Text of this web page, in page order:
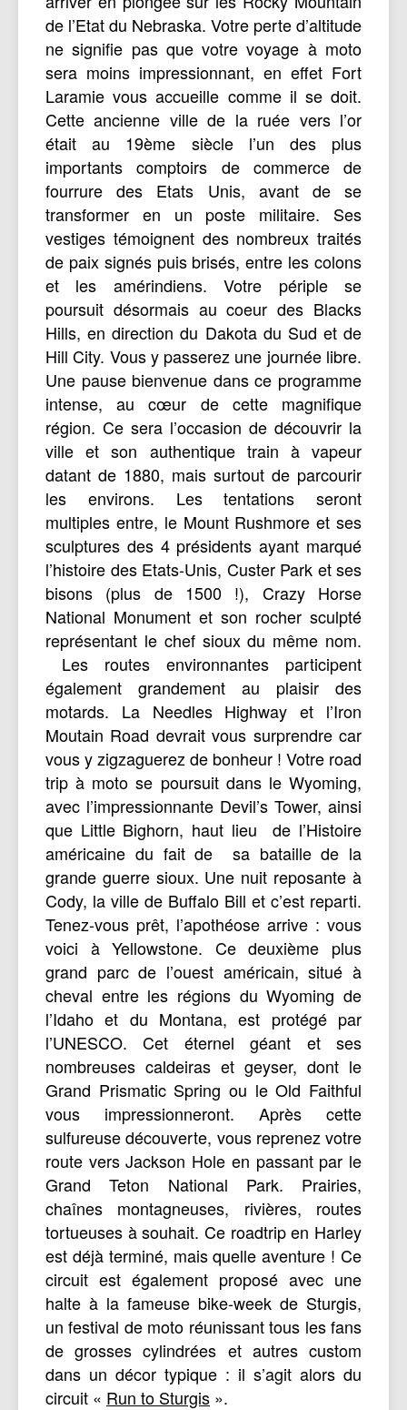
de l’Etat du Nebraska. Votre perte d’altitude
ne signifie pas que votre voyage à moto
sera moins impressionnant, en effet Fort
Laramie vous accueille comme il se doit.
Cette ancienne ville de la ruée vers l’or
était au 19ème siècle l’un des plus
importants comptoirs de commerce de
fourrure des Etats Unis, avant de se
transformer en un poste militaire. Ses
vestiges témoignent des nombreux traités
de paix signés puis brisés, entre les colons
et les amérindiens. Votre périple se
poursuit désormais au coeur des Blacks
Hills, en direction du Dakota du Sud et de
Hill City. Vous y passerez une journée libre.
Une pause bienvenue dans ce programme
intense, au cœur de cette magnifique
région. Ce sera l’occasion de découvrir la
ville et son authentique train à vapeur
datant de 1880, mais surtout de parcourir
les environs. Les tentations seront
multiples entre, le Mount Rushmore et ses
sculptures des 4 présidents ayant marqué
l’histoire des Etats-Unis, Custer Park et ses
bisons (plus de 1500 !), Crazy Horse
National Monument et son rocher sculpté
représentant le chef sioux du même nom.
Les routes environnantes participent
également grandement au plaisir des
motards. La Needles Highway et l’Iron
Moutain Road devrait vous surprendre car
vous y zigzaguerez de bonheur ! Votre road
trip à moto se poursuit dans le Wyoming,
avec l’impressionnante Devil’s Tower, ainsi
que Little Bighorn, haut lieu de l’Histoire
américaine du fait de sa bataille de la
grande guerre sioux. Une nuit reposante à
Cody, la ville de Buffalo Bill et c’est reparti.
Tenez-vous prêt, l’apothéose arrive : vous
voici à Yellowstone. Ce deuxième plus
grand parc de l’ouest américain, situé à
cheval entre les régions du Wyoming de
l’Idaho et du Montana, est protégé par
l’UNESCO. Cet éternel géant et ses
nombreuses caldeiras et geyser, dont le
Grand Prismatic Spring ou le Old Faithful
vous impressionneront. Après cette
sulfureuse découverte, vous reprenez votre
route vers Jackson Hole en passant par le
Grand Teton National Park. Prairies,
chaînes montagneuses, rivières, routes
tortueuses à souhait. Ce roadtrip en Harley
est déjà terminé, mais quelle aventure ! Ce
circuit est également proposé avec une
halte à la fameuse bike-week de Sturgis,
un festival de moto réunissant tous les fans
de grosses cylindrées et autres custom
dans un décor typique : il s’agit alors du
circuit « Run to Sturgis ».